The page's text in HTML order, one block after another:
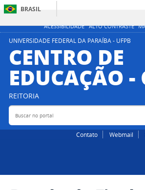
ACESSIBILIDADE ALTO CONTRASTE
BRASIL
UNIVERSIDADE FEDERAL DA PARAÍBA - UFPB
CENTRO DE
EDUCAÇÃO -
REITORIA
Buscar no portal
Contato Webmail